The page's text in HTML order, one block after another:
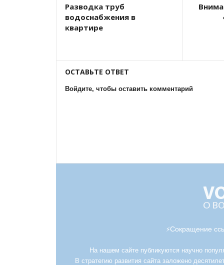
Разводка труб
водоснабжения в
квартире
ОСТАВЬТЕ ОТВЕТ
Войдите, чтобы оставить комментарий
⚡Сокращение
На нашем сайте публикуются научно
В стратегию развития сайта заложено